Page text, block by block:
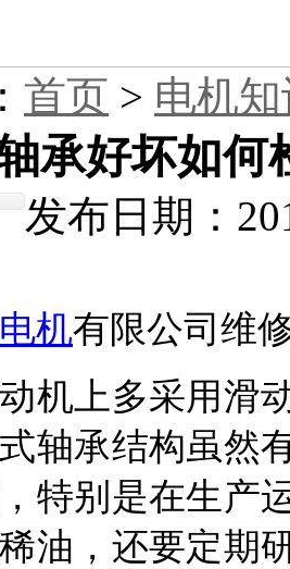
首页 > 电机
承好坏如何
发布日期：
机有限公司维
机上多采用滑
轴承结构虽然
特别是在生产
油，还要定期